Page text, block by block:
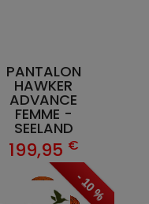
PANTALON
HAWKER
ADVANCE
FEMME -
SEELAND
199,95 €
- 10 %